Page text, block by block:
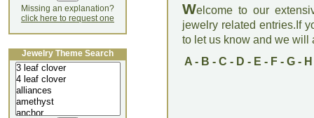
Welcome to our
jewelry related entries.If
to let us know and we will
A- B - C - D - E - F- G- H
Missing an explanation?
click here to request one
Jewelry Theme Search